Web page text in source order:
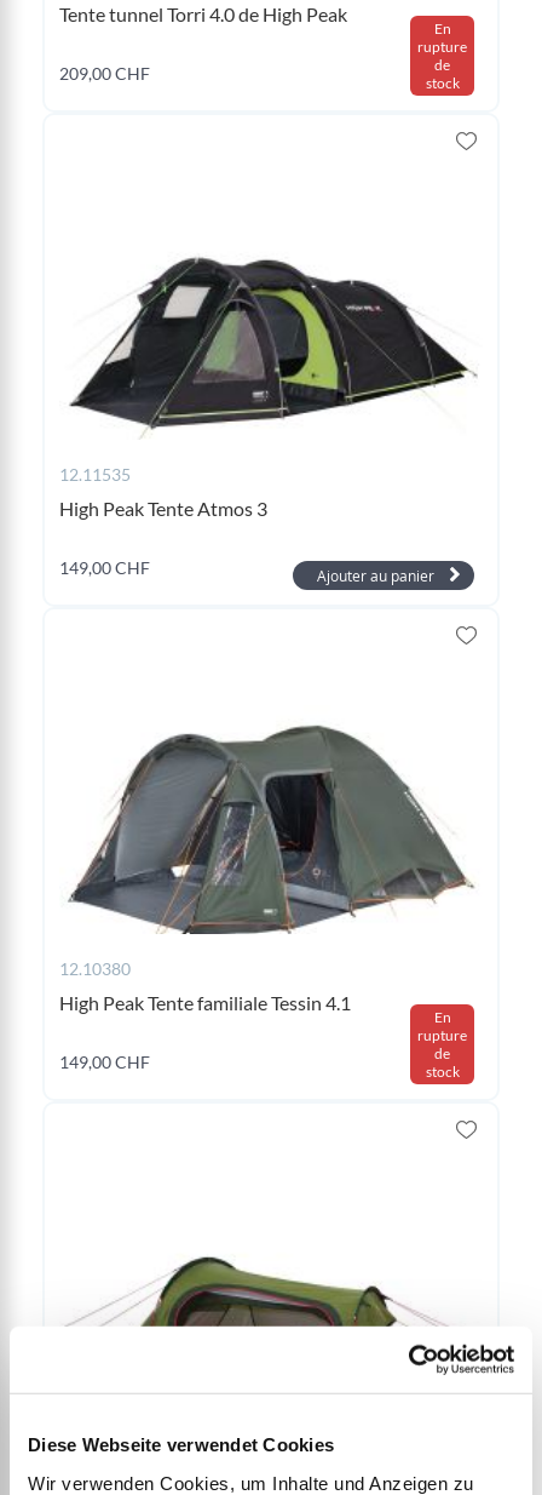
Diese Webseite verwendet Cookies
Wir verwenden Cookies, um Inhalte und Anzeigen zu
Tente tunnel Torri 4.0 de High Peak
209,00 CHF
En
rupture
de
stock
12.11535
High Peak Tente Atmos 3
149,00 CHF Ajouter au panier
12.10380
High Peak Tente familiale Tessin 4.1
149,00 CHF
En
rupture
de
stock